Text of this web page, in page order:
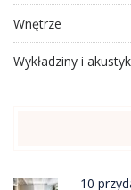
Wnętrze
Wykładziny i
10